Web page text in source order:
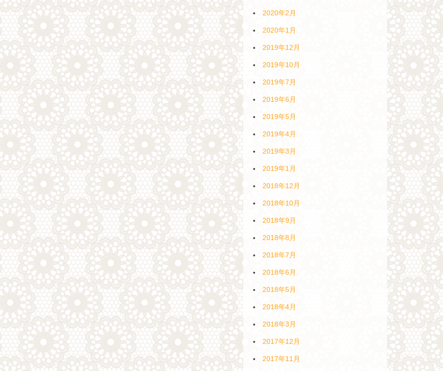
2020年2月
2020年1月
2019年12月
2019年10月
2019年7月
2019年6月
2019年5月
2019年4月
2019年3月
2019年1月
2018年12月
2018年10月
2018年9月
2018年8月
2018年7月
2018年6月
2018年5月
2018年4月
2018年3月
2017年12月
2017年11月